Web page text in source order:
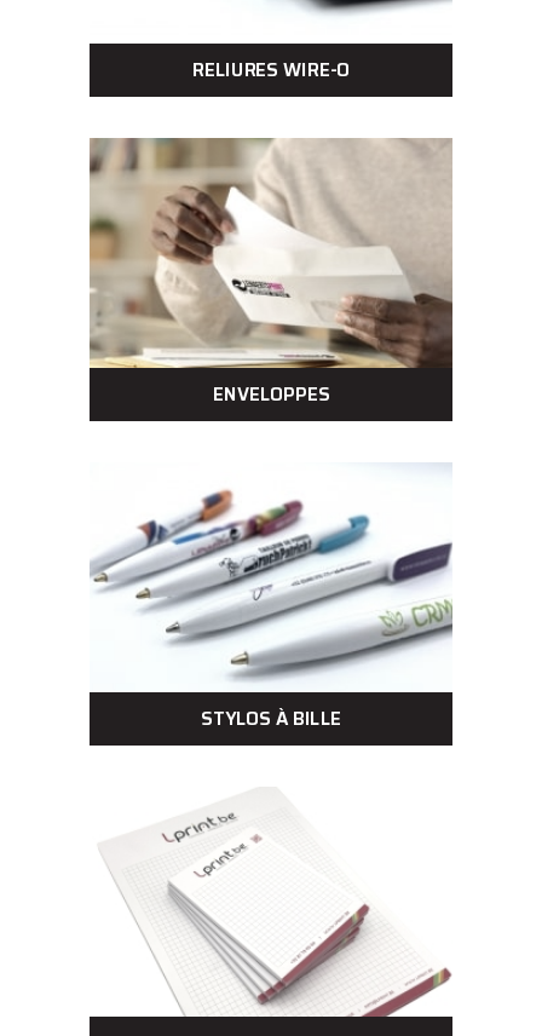
RELIURES WIRE-O
ENVELOPPES
STYLOS À BILLE